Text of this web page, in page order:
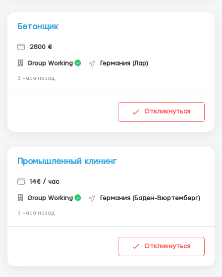
Бетонщик
2800 €
Group Working Германия (Лар)
3 часа назад
Откликнуться
Промышленный клининг
14€ / час
Group Working Германия (Баден-Вюртемберг)
3 часа назад
Откликнуться